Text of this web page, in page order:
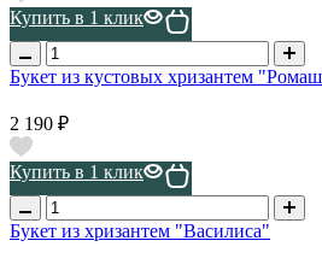
Купить в 1 клик
Букет из кустовых хризантем
2 190 ₽
Купить в 1 клик
Букет из хризантем "Василиса"